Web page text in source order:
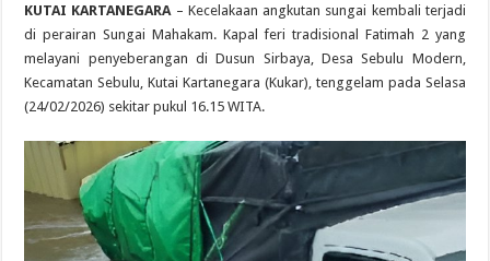
KUTAI KARTANEGARA – Kecelakaan angkutan sungai kembali terjadi
di perairan Sungai Mahakam. Kapal feri tradisional Fatimah 2 yang
melayani penyeberangan di Dusun Sirbaya, Desa Sebulu Modern,
Kecamatan Sebulu, Kutai Kartanegara (Kukar), tenggelam pada Selasa
(24/02/2026) sekitar pukul 16.15 WITA.